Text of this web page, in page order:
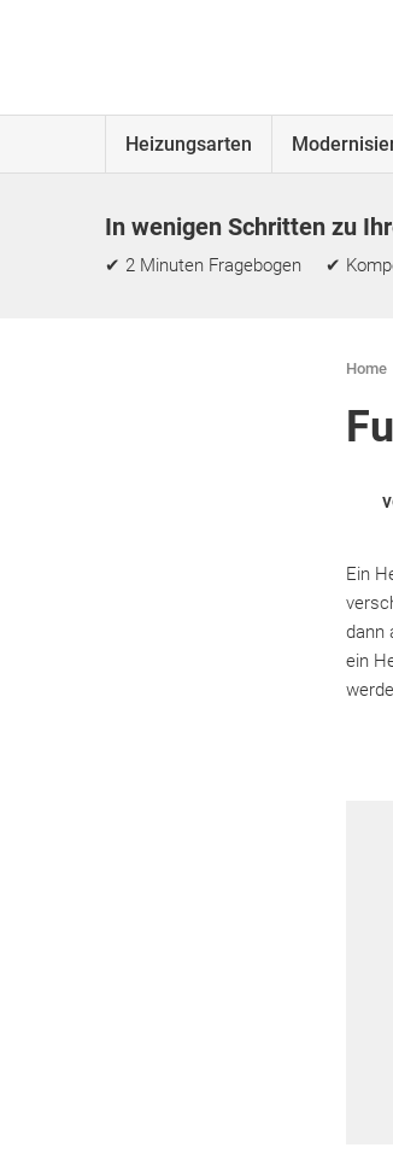
Heizungsarten
In wenigen Schritten zu
✔ 2 Minuten Fragebogen ✔
Home
Ein
dann
ein